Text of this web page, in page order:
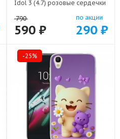
Idol 3 (4.7) розовые сердечки
790
590 ₽
по акции
290 ₽
-25%